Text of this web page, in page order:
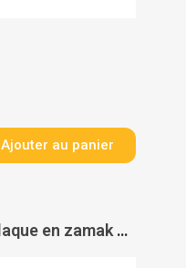
Ajouter au panier
Ensemble sur grande plaque en zamak chromé - Entraxe 70 mm - Carré 7 mm - RIV-BLOC - VACHETTE ASSA ABLOY